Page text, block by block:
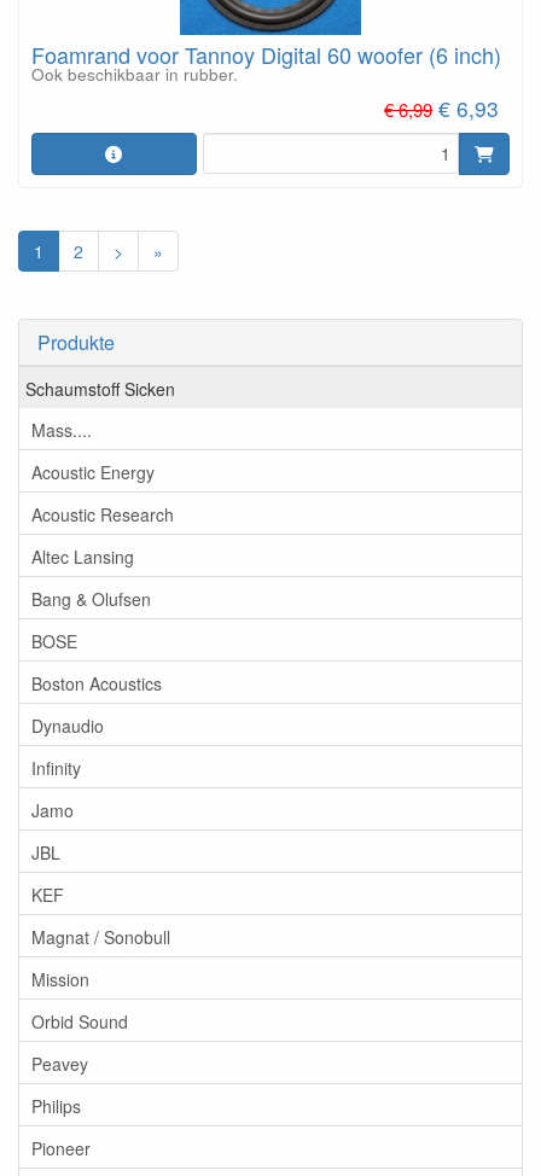
Produkte
Schaumstoff Sicken
Mass....
Acoustic Energy
Acoustic Research
Altec Lansing
Bang & Olufsen
BOSE
Boston Acoustics
Dynaudio
Infinity
Jamo
JBL
KEF
Magnat / Sonobull
Mission
Orbid Sound
Peavey
Philips
Pioneer
Foamrand voor Tannoy Digital 60 woofer (6 inch)
Ook beschikbaar in rubber.
€ 6,99 € 6,93
1 2 > »